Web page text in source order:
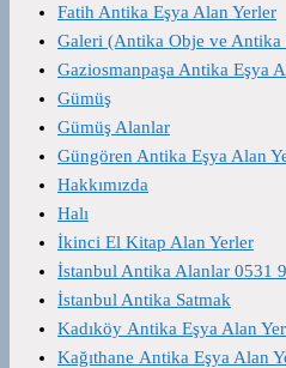
Fatih Antika Eşya Alan Yerler
Galeri (Antika Obje ve Antika
Gaziosmanpaşa Antika Eşya
Gümüş
Gümüş Alanlar
Güngören Antika Eşya Alan
Hakkımızda
Halı
İkinci El Kitap Alan Yerler
İstanbul Antika Alanlar 0531
İstanbul Antika Satmak
Kadıköy Antika Eşya Alan
Kağıthane Antika Eşya Alan